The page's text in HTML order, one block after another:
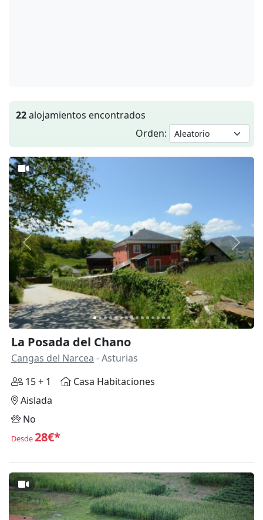
22alojamientos encontrados
Orden:
Anterior
La Posada del Chano
Cangas del Narcea - Asturias
15 + 1
Casa Habitaciones
Aislada
No
Desde28€*